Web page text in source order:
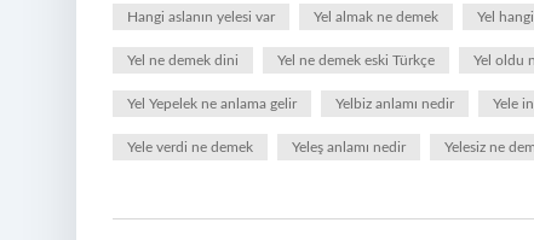
Hangi aslanın yelesi var Yel almak ne demek Yel hangi
Yel ne demek dini Yel ne demek eski Türkçe Yel oldu
Yel Yepelek ne anlama gelir Yelbiz anlamı nedir Yele
Yele verdi ne demek Yeleş anlamı nedir Yelesiz ne